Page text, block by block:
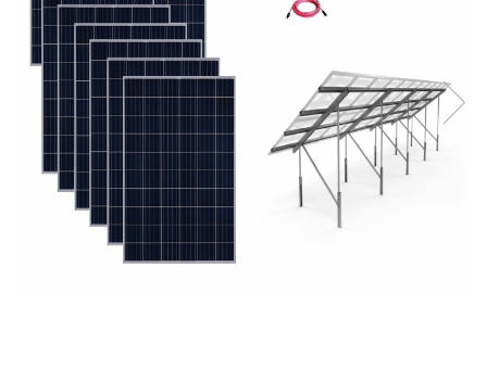
Panouri fotovoltaice si accesorii
Panouri fotovoltaice
Sisteme prindere panouri
fotovoltaice
Accesorii
Invertoare
Invertoare Hibrid
Invertoare On-grid
Invertoare Off-grid